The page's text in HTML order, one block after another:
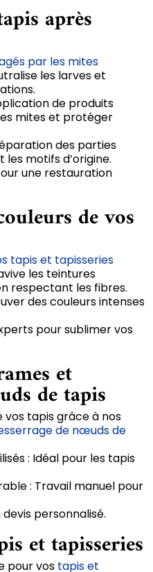
après
par les mites
les larves et
de produits
mites et protéger
des parties
motifs d’origine.
une restauration
de vos
tapis et tapisseries
les teintures
respectant les fibres.
des couleurs intenses
pour sublimer vos
et
de tapis
vos tapis grâce à nos
de nœuds de
: Idéal pour les tapis
: Travail manuel pour
personnalisé.
et tapisseries
pour vos tapis et